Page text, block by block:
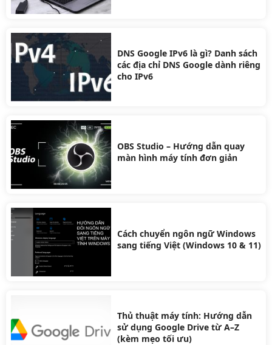
DNS Google IPv6 là gì? Danh sách
các địa chỉ DNS Google dành riêng
cho IPv6
OBS Studio – Hướng dẫn quay
màn hình máy tính đơn giản
Cách chuyển ngôn ngữ Windows
sang tiếng Việt (Windows 10 & 11)
Thủ thuật máy tính: Hướng dẫn
sử dụng Google Drive từ A–Z
(kèm mẹo tối ưu)